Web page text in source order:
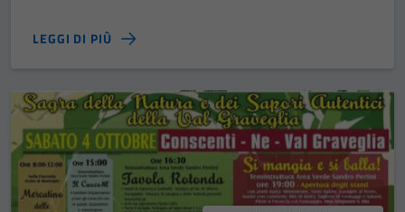
LEGGI DI PIÙ